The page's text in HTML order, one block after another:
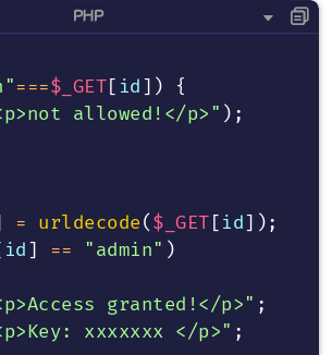
===$_GET[ id ] )
{
allowed!</p>" ) ;
= urldecode($_GET [id] );
id ] == "admin" )
granted!</p>" ;
xxxxxxx </p>" ;